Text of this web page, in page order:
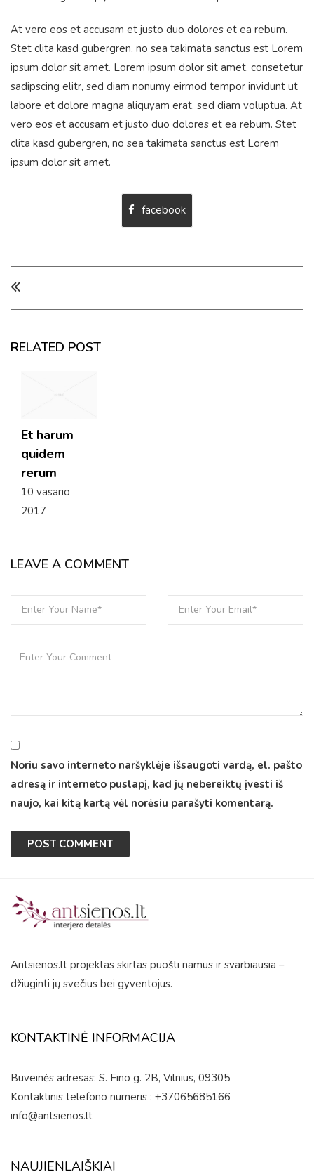
At vero eos et accusam et justo duo dolores et ea rebum.
Stet clita kasd gubergren, no sea takimata sanctus est Lorem
ipsum dolor sit amet. Lorem ipsum dolor sit amet, consetetur
sadipscing elitr, sed diam nonumy eirmod tempor invidunt ut
labore et dolore magna aliquyam erat, sed diam voluptua. At
vero eos et accusam et justo duo dolores et ea rebum. Stet
clita kasd gubergren, no sea takimata sanctus est Lorem
ipsum dolor sit amet.
facebook
RELATED POST
Et harum
quidem
rerum
10 vasario
2017
LEAVE A COMMENT
Noriu savo interneto naršyklėje išsaugoti vardą, el. pašto
adresą ir interneto puslapį, kad jų nebereiktų įvesti iš
naujo, kai kitą kartą vėl norėsiu parašyti komentarą.
Antsienos.lt projektas skirtas puošti namus ir svarbiausia –
džiuginti jų svečius bei gyventojus.
KONTAKTINĖ INFORMACIJA
Buveinės adresas: S. Fino g. 2B, Vilnius, 09305
Kontaktinis telefono numeris : +37065685166
info@antsienos.lt
NAUJIENLAIŠKIAI